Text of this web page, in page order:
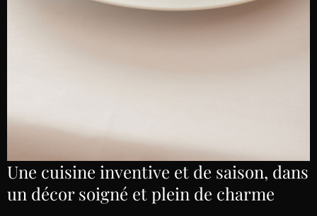
Une cuisine inventive et de saison, dans
un décor soigné et plein de charme